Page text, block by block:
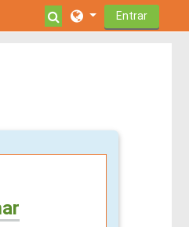
Selector de
Entrar